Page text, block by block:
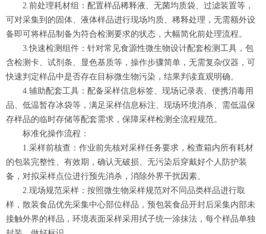
2.前处理耗材组：配置样品稀释液、无菌均质袋、过滤装置等，
可对采集到的固体、液体样品进行现场均质、稀释处理，无需额外设
备即可将样品制备为符合检测要求的状态，大幅简化前处理流程。
3.快速检测组件：针对常见食源性微生物设计配套检测工具，包
含检测卡、试剂条、显色基质等，操作步骤简单，无需复杂仪器，可
快速判定样品中是否存在目标微生物污染，结果判读直观明确。
4.辅助配套工具：配备采样信息标签、现场记录表、便携消毒用
品、低温暂存冰袋等，满足采样信息标注、现场环境消杀、需低温保
存样品的临时存储等配套需求，保障采样检测全流程规范。
标准化操作流程：
1.采样前核查：作业前先核对采样任务要求，检查箱内所有耗材
的包装完整性、有效期，确认无破损、无污染后穿戴好个人防护装
备，对拟采样点位进行预先消杀，消除外界干扰因素。
2.现场规范采样：按照微生物采样规范对不同品类样品进行取
样，散装食品优先采集中心部位样品，预包装食品开封后采集内部未
接触外界的样品，环境表面采样采用拭子统一涂抹法，每个样品单独